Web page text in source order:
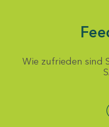
Wie zufrieden sind